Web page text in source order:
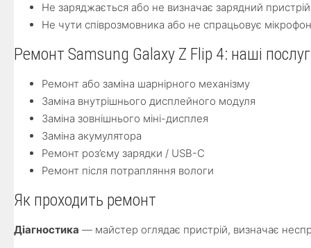
Не заряджається або не визначає зарядний пристрій
Не чути співрозмовника або не спрацьовує мікрофон
Ремонт Samsung Galaxy Z Flip 4: наші
Ремонт або заміна шарнірного механізму
Заміна внутрішнього дисплейного модуля
Заміна зовнішнього міні-дисплея
Заміна акумулятора
Ремонт роз’єму зарядки / USB-C
Ремонт після потрапляння вологи
Як проходить ремонт
Діагностика — майстер оглядає пристрій, визначає